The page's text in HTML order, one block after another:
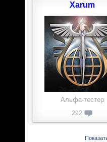
Xarum
Альфа-тестер
292